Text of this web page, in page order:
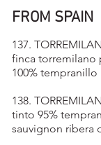
FROM SPAIN
137.
finca torremilano
100%
138.
tinto 95%
sauvignon ribera